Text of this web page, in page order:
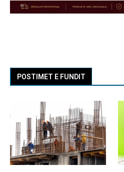
POSTIMET E FUNDIT